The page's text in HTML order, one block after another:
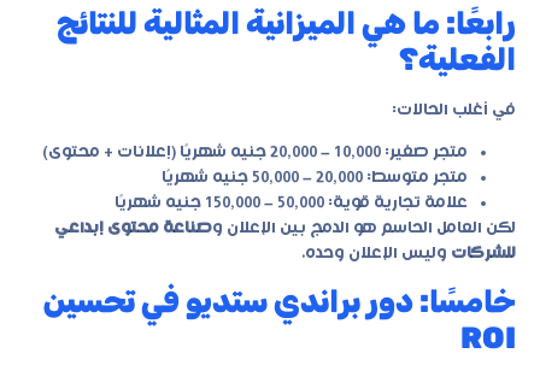
رابعًا: ما هي الميزانية المثالية للنتائج
الفعلية؟
في أغلب الحالات:
متجر صغير: 10,000 – 20,000 جنيه شهريًا (إعلانات + محتوى)
متجر متوسط: 20,000 – 50,000 جنيه شهريًا
علامة تجارية قوية: 50,000 – 150,000 جنيه شهريًا
لكن العامل الحاسم هو الدمج بين الإعلان وصناعة محتوى إبداعي
للشركات وليس الإعلان وحده.
خامسًا: دور براندي ستديو في تحسين
ROI